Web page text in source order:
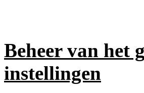
Beheer van het
instellingen